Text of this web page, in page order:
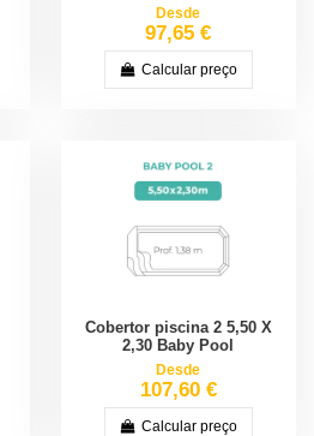
Desde
97,65 €
Calcular preço
Cobertor piscina 2 5,50 X
2,30 Baby Pool
Desde
107,60 €
Calcular preço